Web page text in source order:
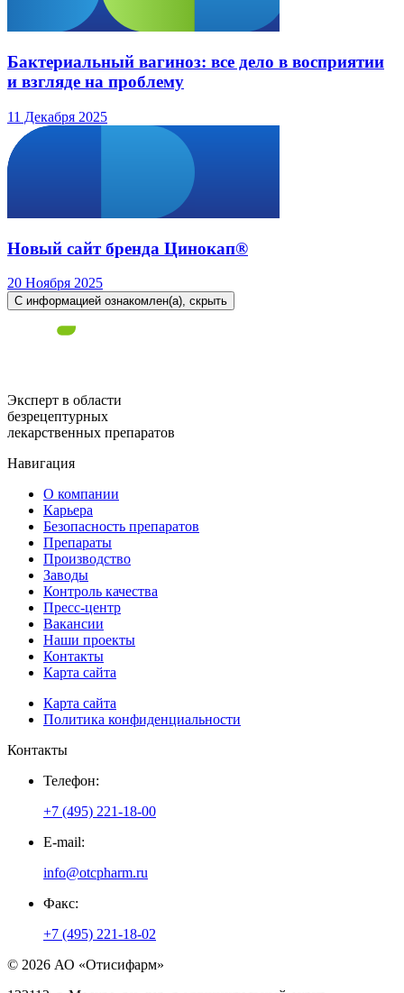
Бактериальный вагиноз: все дело в восприятии
и взгляде на проблему
11 Декабря 2025
Новый сайт бренда Цинокап®
20 Ноября 2025
С информацией ознакомлен(а), скрыть
Эксперт в области
безрецептурных
лекарственных препаратов
Навигация
О компании
Карьера
Безопасность препаратов
Препараты
Производство
Заводы
Контроль качества
Пресс-центр
Вакансии
Наши проекты
Контакты
Карта сайта
Карта сайта
Политика конфиденциальности
Контакты
Телефон:
+7 (495) 221-18-00
E-mail:
info@otcpharm.ru
Факс:
+7 (495) 221-18-02
© 2026 АО «Отисифарм»